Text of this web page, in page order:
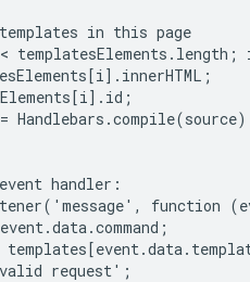
in this page
templatesElements.length;
handler:
function
request';